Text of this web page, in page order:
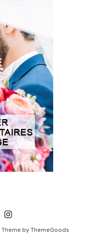
by ThemeGoods